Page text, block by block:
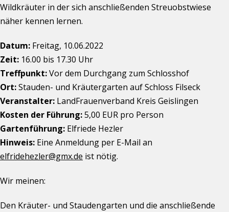
Wildkräuter in der sich anschließenden Streuobstwiese
näher kennen lernen.
Datum: Freitag, 10.06.2022
Zeit: 16.00 bis 17.30 Uhr
Treffpunkt:Vor dem Durchgang zum Schlosshof
Ort:Stauden- und Kräutergarten auf Schloss Filseck
Veranstalter: LandFrauenverband Kreis Geislingen
Kosten der Führung:5,00 EUR pro Person
Gartenführung: Elfriede Hezler
Hinweis: Eine Anmeldung per E-Mail an
elfridehezler@gmx.de ist nötig.
Wir meinen:
Den Kräuter- und Staudengarten und die anschließende